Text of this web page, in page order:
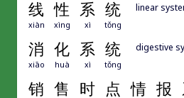
线 性 系 统
xiàn xìng xì tǒng
linear
消 化 系 统
xiāo huà xì tǒng
digestive
销 售 时 点 情 报